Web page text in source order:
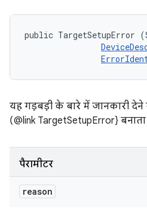
public TargetSetupError
यह गड़बड़ी के बारे में जानकारी
(@link TargetSetupError}
पैरामीटर
reason